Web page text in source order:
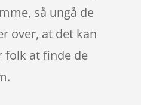
så ungå de
over, at det kan
folk at finde de